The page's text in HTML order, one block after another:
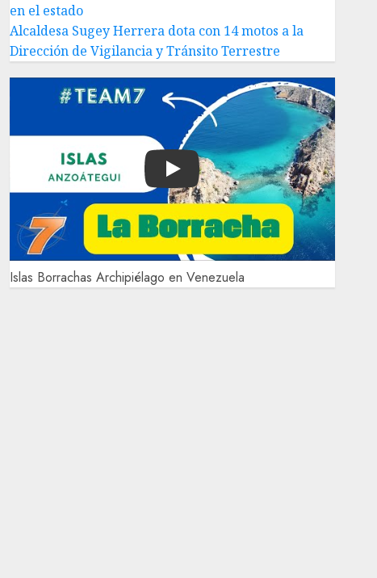
en el estado
Alcaldesa Sugey Herrera dota con 14 motos a la
Dirección de Vigilancia y Tránsito Terrestre
Play
Islas Borrachas Archipiélago en Venezuela